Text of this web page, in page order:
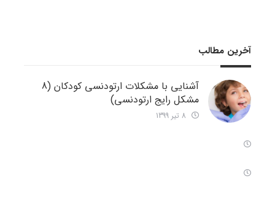
آخرین مطالب
آشنایی با مشکلات ارتودنسی کودکان (8
مشکل رایج ارتودنسی)